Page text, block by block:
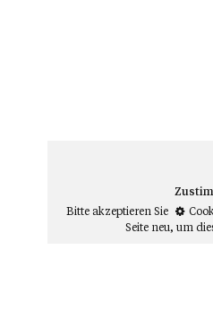
Bitte akzeptieren Sie
Seite neu, um